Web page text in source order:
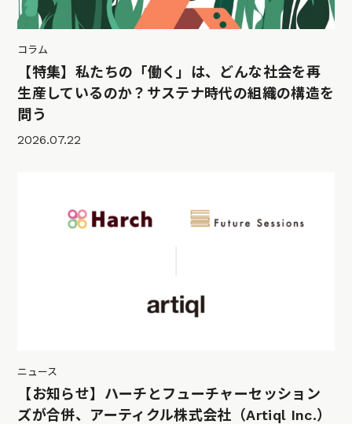
コラム
【特集】私たちの「働く」は、どんな社会を再
生産しているのか？サステナ時代の組織の構造を
問う
2026.07.22
ニュース
【お知らせ】ハーチとフューチャーセッション
ズが合併、アーティクル株式会社（Artiql Inc.）